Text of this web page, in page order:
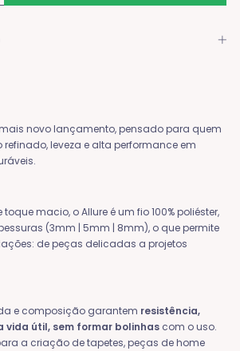
mais novo lançamento, pensado para quem
leveza e alta performance em
macio, o Allure é um fio 100% poliéster,
(3mm | 5mm | 8mm), o que permite
de peças delicadas a projetos
e composição garantem resistência,
vida útil, sem formar bolinhas com o uso.
a criação de tapetes, peças de home